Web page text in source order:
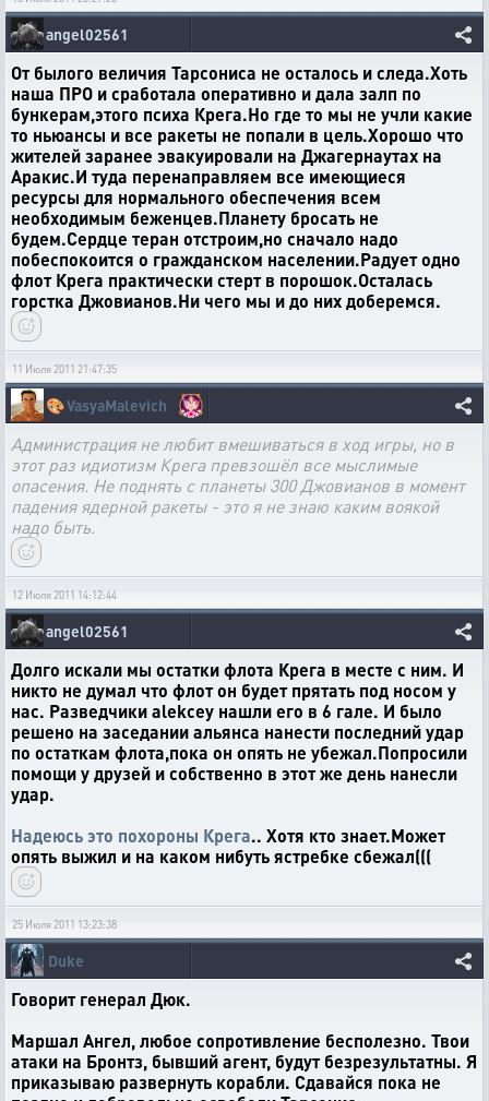
angel02561
От былого величия Тарсониса не осталось и следа.Хоть
наша ПРО и сработала оперативно и дала залп по
бункерам,этого психа Крега.Но где то мы не учли какие
то ньюансы и все ракеты не попали в цель.Хорошо что
жителей заранее эвакуировали на Джагернаутах на
Аракис.И туда перенаправляем все имеющиеся
ресурсы для нормального обеспечения всем
необходимым беженцев.Планету бросать не
будем.Сердце теран отстроим,но сначало надо
побеспокоится о гражданском населении.Радует одно
флот Крега практически стерт в порошок.Осталась
горстка Джовианов.Ни чего мы и до них доберемся.
11 Июля 2011 21:47:35
🎨VasyaMalevich
Администрация не любит вмешиваться в ход игры, но в
этот раз идиотизм Крега превзошёл все мыслимые
опасения. Не поднять с планеты 300 Джовианов в момент
падения ядерной ракеты - это я не знаю каким воякой
надо быть.
12 Июля 2011 14:12:44
angel02561
Долго искали мы остатки флота Крега в месте с ним. И
никто не думал что флот он будет прятать под носом у
нас. Разведчики alekcey нашли его в 6 гале. И было
решено на заседании альянса нанести последний удар
по остаткам флота,пока он опять не убежал.Попросили
помощи у друзей и собственно в этот же день нанесли
удар.
Надеюсь это похороны Крега.. Хотя кто знает.Может
опять выжил и на каком нибуть ястребке сбежал(((
25 Июля 2011 13:23:38
Duke
Говорит генерал Дюк.
Маршал Ангел, любое сопротивление бесполезно. Твои
атаки на Бронтз, бывший агент, будут безрезультатны. Я
приказываю развернуть корабли. Сдавайся пока не